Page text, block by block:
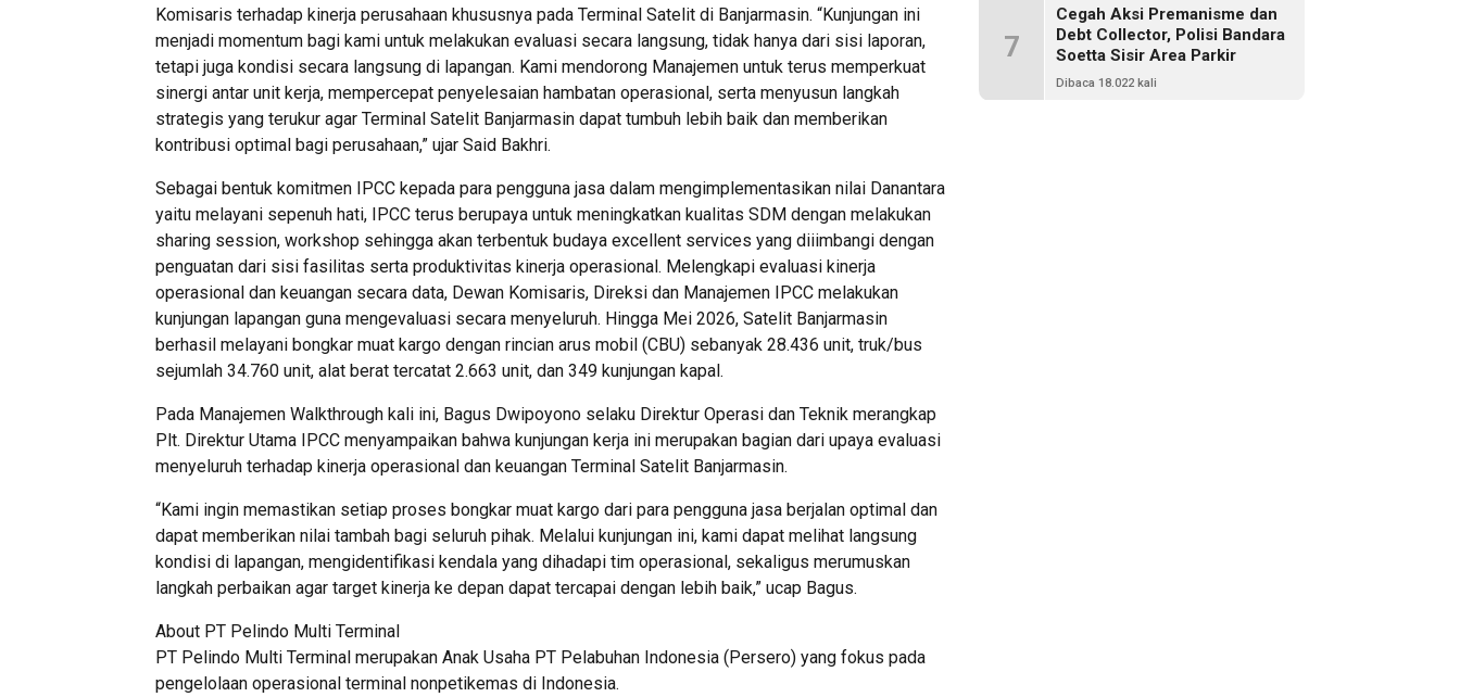
Komisaris terhadap kinerja perusahaan khususnya pada Terminal Satelit di Banjarmasin. “Kunjungan ini
menjadi momentum bagi kami untuk melakukan evaluasi secara langsung, tidak hanya dari sisi laporan,
tetapi juga kondisi secara langsung di lapangan. Kami mendorong Manajemen untuk terus memperkuat
sinergi antar unit kerja, mempercepat penyelesaian hambatan operasional, serta menyusun langkah
strategis yang terukur agar Terminal Satelit Banjarmasin dapat tumbuh lebih baik dan memberikan
kontribusi optimal bagi perusahaan,” ujar Said Bakhri.
Sebagai bentuk komitmen IPCC kepada para pengguna jasa dalam mengimplementasikan nilai Danantara
yaitu melayani sepenuh hati, IPCC terus berupaya untuk meningkatkan kualitas SDM dengan melakukan
sharing session, workshop sehingga akan terbentuk budaya excellent services yang diiimbangi dengan
penguatan dari sisi fasilitas serta produktivitas kinerja operasional. Melengkapi evaluasi kinerja
operasional dan keuangan secara data, Dewan Komisaris, Direksi dan Manajemen IPCC melakukan
kunjungan lapangan guna mengevaluasi secara menyeluruh. Hingga Mei 2026, Satelit Banjarmasin
berhasil melayani bongkar muat kargo dengan rincian arus mobil (CBU) sebanyak 28.436 unit, truk/bus
sejumlah 34.760 unit, alat berat tercatat 2.663 unit, dan 349 kunjungan kapal.
Pada Manajemen Walkthrough kali ini, Bagus Dwipoyono selaku Direktur Operasi dan Teknik merangkap
Plt. Direktur Utama IPCC menyampaikan bahwa kunjungan kerja ini merupakan bagian dari upaya evaluasi
menyeluruh terhadap kinerja operasional dan keuangan Terminal Satelit Banjarmasin.
“Kami ingin memastikan setiap proses bongkar muat kargo dari para pengguna jasa berjalan optimal dan
dapat memberikan nilai tambah bagi seluruh pihak. Melalui kunjungan ini, kami dapat melihat langsung
kondisi di lapangan, mengidentifikasi kendala yang dihadapi tim operasional, sekaligus merumuskan
langkah perbaikan agar target kinerja ke depan dapat tercapai dengan lebih baik,” ucap Bagus.
About PT Pelindo Multi Terminal
PT Pelindo Multi Terminal merupakan Anak Usaha PT Pelabuhan Indonesia (Persero) yang fokus pada
pengelolaan operasional terminal nonpetikemas di Indonesia.
7
Cegah Aksi Premanisme dan
Debt Collector, Polisi Bandara
Soetta Sisir Area Parkir
Dibaca 18.022 kali